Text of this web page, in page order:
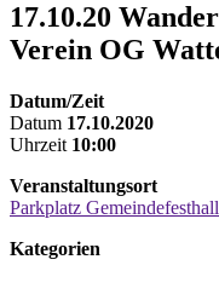
17.10.20
Verein OG
Datum/Zeit
Datum 17.10.2020
Uhrzeit 10:00
Veranstaltungsort
Parkplatz
Kategorien